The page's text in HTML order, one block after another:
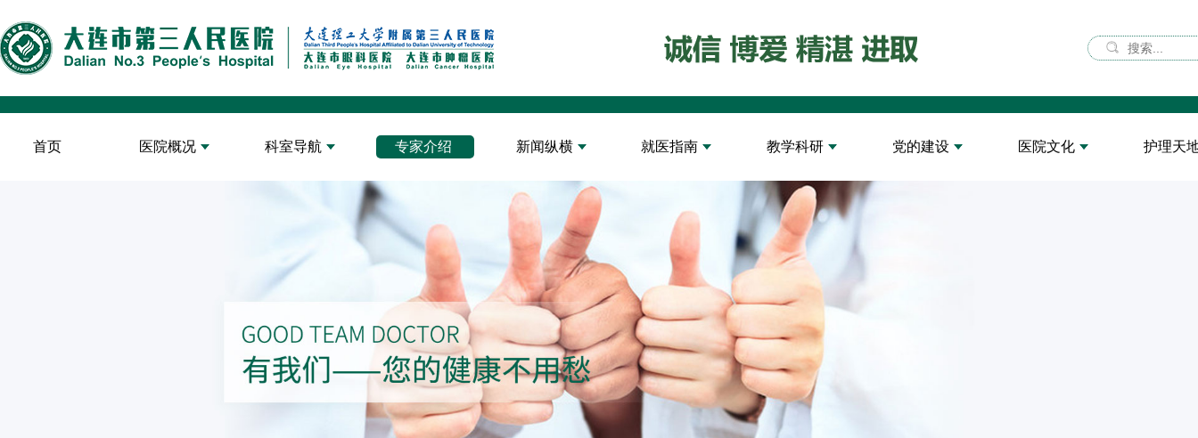
首页 医院概况 科室导航 专家介绍 新闻纵横 就医指南 教学科研 党的建设 医院文化 护理天